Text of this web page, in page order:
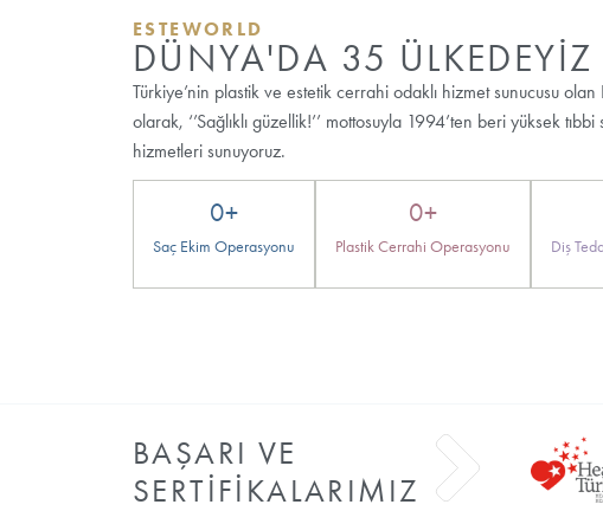
Aklınızda soru
işareti kalmasın?
Saç ekimi ve tedavileri konusunda
bilgi almak için bize ulaşabilirsiniz.
Ücretsiz Randevu Al